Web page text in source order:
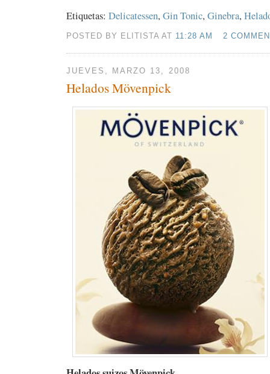
Etiquetas: Delicatessen, Gin Tonic, Ginebra,
POSTED BY ELITISTA AT 11:28 AM 2
JUEVES, MARZO 13, 2008
Helados Mövenpick